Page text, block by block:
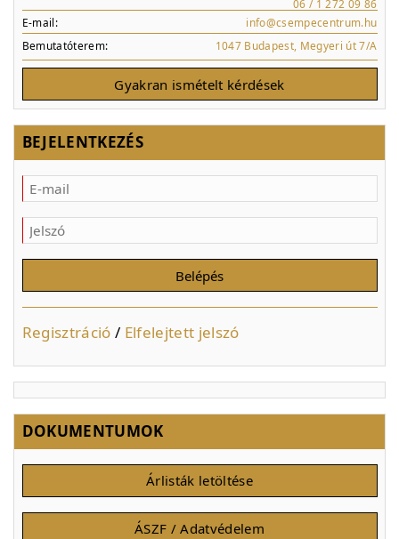
06 / 1 272 09 86
E-mail:
info@csempecentrum.hu
Bemutatóterem:
1047 Budapest, Megyeri út 7/A
Gyakran ismételt kérdések
BEJELENTKEZÉS
Regisztráció / Elfelejtett jelszó
DOKUMENTUMOK
Árlisták letöltése
ÁSZF / Adatvédelem